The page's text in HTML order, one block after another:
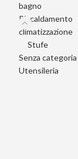
bagno
Riscaldamento
climatizzazione
Stufe
Senza categoria
Utensileria